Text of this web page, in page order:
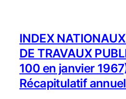
INDEX
DE TRAVAUX
100 en janvier
Récapitulatif